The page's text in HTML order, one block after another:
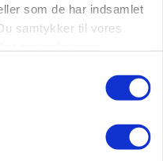
som de har indsamlet
samtykker til vores
afprøves i år